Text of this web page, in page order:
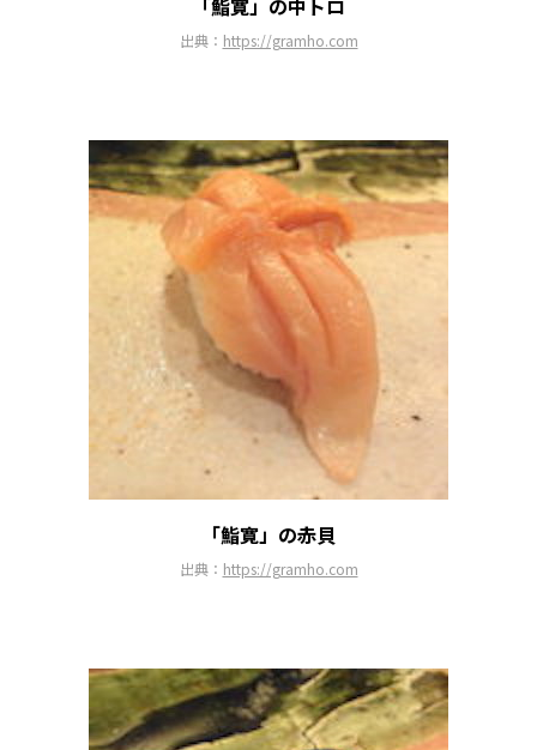
「鮨寛」の中トロ
出典： https://gramho.com
「鮨寛」の赤貝
出典： https://gramho.com